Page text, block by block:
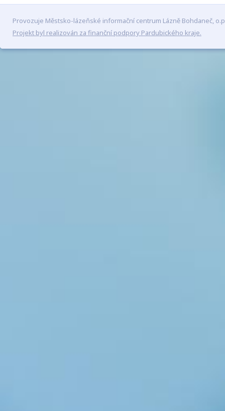
Provozuje Městsko-lázeňské informační centrum Lázně Bohdaneč,
Projekt byl realizován za finanční podpory Pardubického kraje.